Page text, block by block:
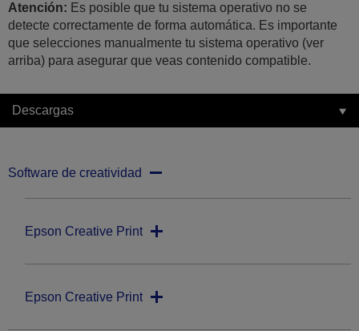
Atención: Es posible que tu sistema operativo no se
detecte correctamente de forma automática. Es importante
que selecciones manualmente tu sistema operativo (ver
arriba) para asegurar que veas contenido compatible.
Descargas
Software de creatividad
Epson Creative Print
Epson Creative Print